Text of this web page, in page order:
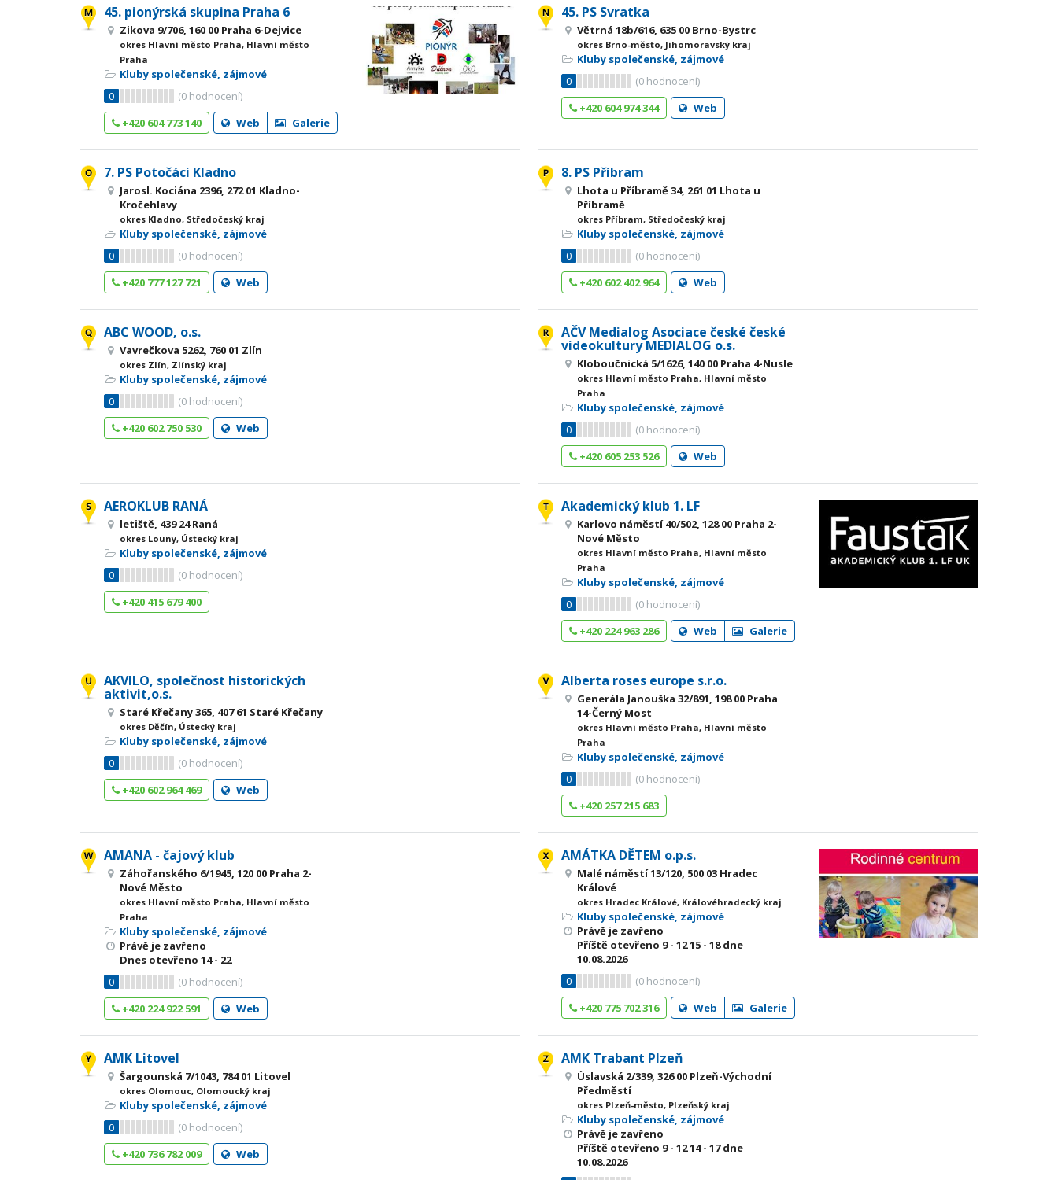
45. pionýrská skupina Praha 6
Zikova 9/706, 160 00 Praha 6-Dejvice
okres Hlavní město Praha, Hlavní město
Praha
Kluby společenské, zájmové
0
(0 hodnocení)
+420 604 773 140
Web Galerie
45. PS Svratka
Větrná 18b/616, 635 00 Brno-Bystrc
okres Brno-město, Jihomoravský kraj
Kluby společenské, zájmové
0
(0 hodnocení)
+420 604 974 344
Web
7. PS Potočáci Kladno
Jarosl. Kociána 2396, 272 01 Kladno-
Kročehlavy
okres Kladno, Středočeský kraj
Kluby společenské, zájmové
0
(0 hodnocení)
+420 777 127 721
Web
8. PS Příbram
Lhota u Příbramě 34, 261 01 Lhota u
Příbramě
okres Příbram, Středočeský kraj
Kluby společenské, zájmové
0
(0 hodnocení)
+420 602 402 964
Web
ABC WOOD, o.s.
Vavrečkova 5262, 760 01 Zlín
okres Zlín, Zlínský kraj
Kluby společenské, zájmové
0
(0 hodnocení)
+420 602 750 530
Web
AČV Medialog Asociace české české
videokultury MEDIALOG o.s.
Kloboučnická 5/1626, 140 00 Praha 4-Nusle
okres Hlavní město Praha, Hlavní město
Praha
Kluby společenské, zájmové
0
(0 hodnocení)
+420 605 253 526
Web
AEROKLUB RANÁ
letiště, 439 24 Raná
okres Louny, Ústecký kraj
Kluby společenské, zájmové
0
(0 hodnocení)
+420 415 679 400
Akademický klub 1. LF
Karlovo náměstí 40/502, 128 00 Praha 2-
Nové Město
okres Hlavní město Praha, Hlavní město
Praha
Kluby společenské, zájmové
0
(0 hodnocení)
+420 224 963 286
Web Galerie
AKVILO, společnost historických
aktivit,o.s.
Staré Křečany 365, 407 61 Staré Křečany
okres Děčín, Ústecký kraj
Kluby společenské, zájmové
0
(0 hodnocení)
+420 602 964 469
Web
Alberta roses europe s.r.o.
Generála Janouška 32/891, 198 00 Praha
14-Černý Most
okres Hlavní město Praha, Hlavní město
Praha
Kluby společenské, zájmové
0
(0 hodnocení)
+420 257 215 683
AMANA - čajový klub
Záhořanského 6/1945, 120 00 Praha 2-
Nové Město
okres Hlavní město Praha, Hlavní město
Praha
Kluby společenské, zájmové
Právě je zavřeno
Dnes otevřeno 14 - 22
0
(0 hodnocení)
+420 224 922 591
Web
AMÁTKA DĚTEM o.p.s.
Malé náměstí 13/120, 500 03 Hradec
Králové
okres Hradec Králové, Královéhradecký kraj
Kluby společenské, zájmové
Právě je zavřeno
Příště otevřeno 9 - 1215 - 18dne
10.08.2026
0
(0 hodnocení)
+420 775 702 316
Web Galerie
AMK Litovel
Šargounská 7/1043, 784 01 Litovel
okres Olomouc, Olomoucký kraj
Kluby společenské, zájmové
0
(0 hodnocení)
+420 736 782 009
Web
AMK Trabant Plzeň
Úslavská 2/339, 326 00 Plzeň-Východní
Předměstí
okres Plzeň-město, Plzeňský kraj
Kluby společenské, zájmové
Právě je zavřeno
Příště otevřeno 9 - 1214 - 17dne
10.08.2026